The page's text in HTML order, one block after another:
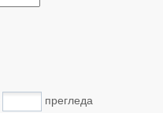
прегледа